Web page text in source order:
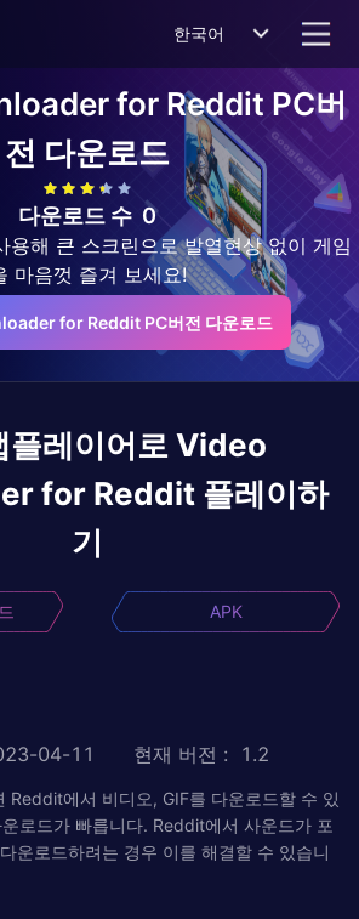
한국어
for Reddit PC버
전 다운로드
다운로드 수 0
용해 큰 스크린으로 발열현상 없이 게임
마음껏 즐겨 보세요!
for Reddit PC버전 다운로드
플레이어로 Video
for Reddit 플레이하
기
APK
04-11 현재 버전 : 1.2
Reddit에서 비디오, GIF를 다운로드할 수 있
로드가 빠릅니다. Reddit에서 사운드가 포
운로드하려는 경우 이를 해결할 수 있습니